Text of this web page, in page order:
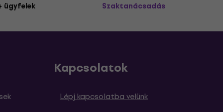
ügyfelek Szaktanácsadás
Kapcsolatok
Lépj kapcsolatba velünk